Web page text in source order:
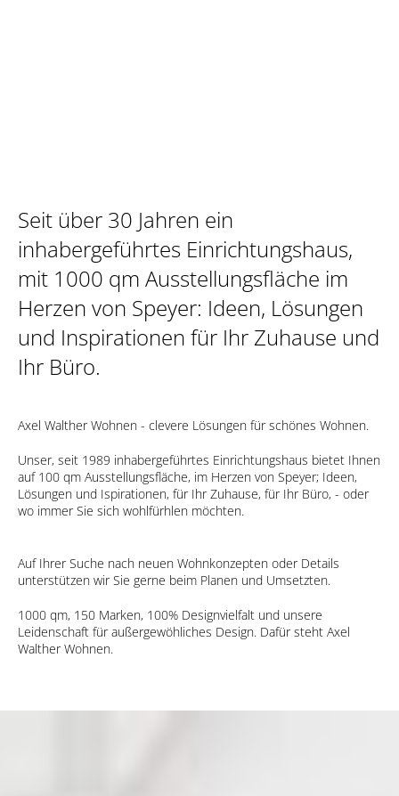
Seit über 30 Jahren ein
inhabergeführtes Einrichtungshaus,
mit 1000 qm Ausstellungsfläche im
Herzen von Speyer: Ideen, Lösungen
und Inspirationen für Ihr Zuhause und
Ihr Büro.
Axel Walther Wohnen - clevere Lösungen für schönes Wohnen.
Unser, seit 1989 inhabergeführtes Einrichtungshaus bietet Ihnen
auf 100 qm Ausstellungsfläche, im Herzen von Speyer; Ideen,
Lösungen und Ispirationen, für Ihr Zuhause, für Ihr Büro, - oder
wo immer Sie sich wohlfürhlen möchten.
Auf Ihrer Suche nach neuen Wohnkonzepten oder Details
unterstützen wir Sie gerne beim Planen und Umsetzten.
1000 qm, 150 Marken, 100% Designvielfalt und unsere
Leidenschaft für außergewöhliches Design. Dafür steht Axel
Walther Wohnen.